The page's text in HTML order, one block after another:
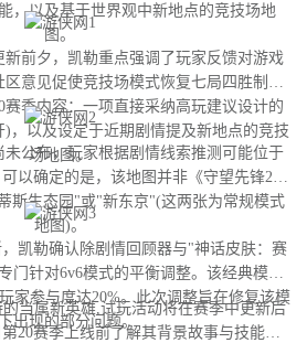
，以及基于世界观中新地点的竞技场地
图。
前夕，凯勒重点强调了玩家反馈对游戏
意见促使竞技场模式恢复七局四胜制。
季内容：一项直接采纳高玩建议设计的
，以及设定于近期剧情提及新地点的竞技
场地图。
公布，玩家根据剧情线索推测可能位于
以确定的是，该地图并非《守望先锋2》
斯生态园"或"新东京"(这两张为常规模式
地图)。
勒确认除剧情回顾器与"神话皮肤：赛
门针对6v6模式的平衡调整。该经典模式
家参与度达20%。此次调整旨在修复该模
出现的部分问题。
属新英雄,试玩活动将在赛季中更新后
20赛季上线前了解其背景故事与技能设